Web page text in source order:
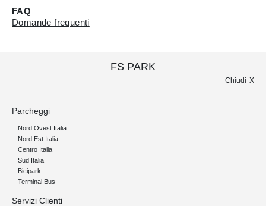
FAQ
Domande frequenti
FS PARK
Chiudi
Parcheggi
Nord Ovest Italia
Nord Est Italia
Centro Italia
Sud Italia
Bicipark
Terminal Bus
Servizi Clienti